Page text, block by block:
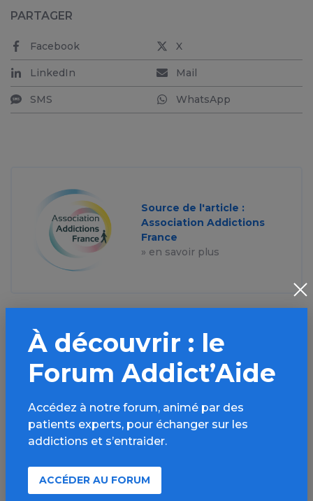
PARTAGER
Facebook X
LinkedIn Mail
SMS WhatsApp
Source de l'article :
Association Addictions
France
» en savoir plus
Aller plus loin sur
Informations, parcours d’évaluations,
bonnes pratiques, FAQ, annuaires,
Découvrir
À découvrir : le
Forum Addict’Aide
Accédez à notre forum, animé par des
patients experts, pour échanger sur les
addictions et s’entraider.
ACCÉDER AU FORUM